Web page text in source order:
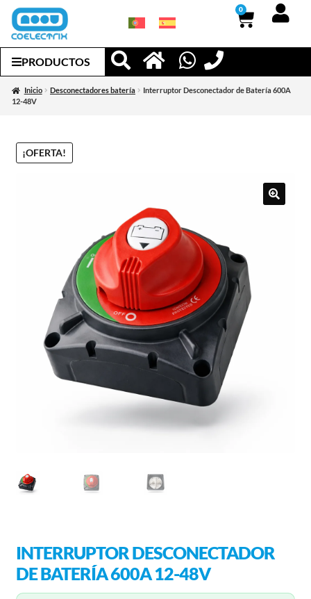
0
PRODUCTOS
Inicio Desconectadores batería
Interruptor Desconectador de Batería 600A
12-48V
¡OFERTA!
INTERRUPTOR DESCONECTADOR
DE BATERÍA 600A 12-48V